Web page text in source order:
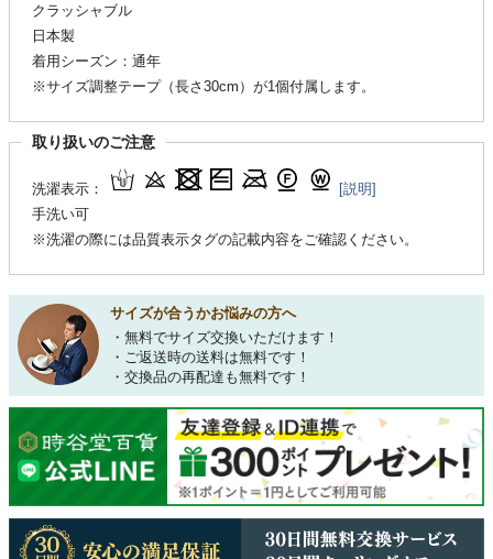
クラッシャブル
日本製
着用シーズン：通年
※サイズ調整テープ（長さ30cm）が1個付属します。
取り扱いのご注意
洗濯表示：
[説明]
手洗い可
※洗濯の際には品質表示タグの記載内容をご確認ください。
サイズが合うかお悩みの方へ
・無料でサイズ交換いただけます！
・ご返送時の送料は無料です！
・交換品の再配達も無料です！